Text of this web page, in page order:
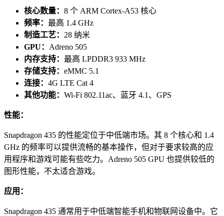
核心数量： 8 个 ARM Cortex-A53 核心
频率： 最高 1.4 GHz
制造工艺： 28 纳米
GPU： Adreno 505
内存支持： 最高 LPDDR3 933 MHz
存储支持： eMMC 5.1
连接： 4G LTE Cat 4
其他功能： Wi-Fi 802.11ac、蓝牙 4.1、GPS
性能：
Snapdragon 435 的性能定位于中低端市场。其 8 个核心和 1.4
GHz 的频率可以提供流畅的基本操作，但对于要求较高的应
用程序和游戏可能有些吃力。Adreno 505 GPU 也提供较低的
图形性能，不太适合游戏。
应用：
Snapdragon 435 通常用于中低端智能手机和物联网设备中。它